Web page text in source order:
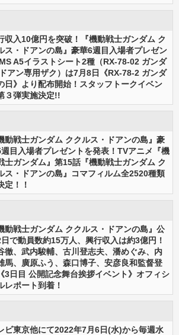
収入10億円を突破！『機動戦士ガンダム ク
ス・ドアンの島』豪華6週目入場者プレゼン
MS A5イラストシート2種（RX-78-02 ガンダ
アン専用ザク）は7月8日《RX-78-2 ガンダ
日》より配布開始！スタッフトークイベン
３弾実施決定!!
動戦士ガンダム ククルス・ドアンの島』豪
目入場者プレゼントを発表！TVアニメ『機
士ガンダム』第15話『機動戦士ガンダム ク
ス・ドアンの島』コマフィルム全2520種類
定！！
動戦士ガンダム ククルス・ドアンの島』公
日で動員数約15万人、興行収入は約3億円！
徹、武内駿輔、古川登志夫、潘めぐみ、内
馬、廣原ふう、森口博子、安彦良和監督登
3日目 公開記念舞台挨拶イベント》オフィシ
レポート到着！
ビ東京他にて2022年7月6日(水)から毎週水